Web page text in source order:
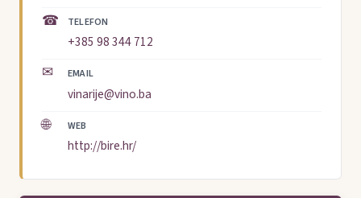
☎ TELEFON
+385 98 344 712
✉ EMAIL
vinarije@vino.ba
🌐 WEB
http://bire.hr/